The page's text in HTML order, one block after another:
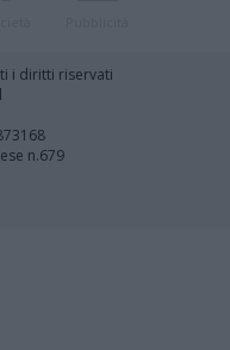
i diritti riservati
n.679